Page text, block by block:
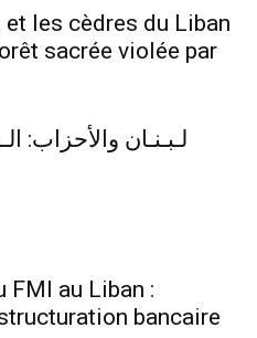
les cèdres du Liban
sacrée violée par
لـبـنـان والأحزاب:
FMI au Liban :
bancaire